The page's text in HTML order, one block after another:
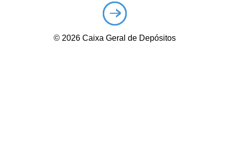
© 2026Caixa Geral de Depósitos